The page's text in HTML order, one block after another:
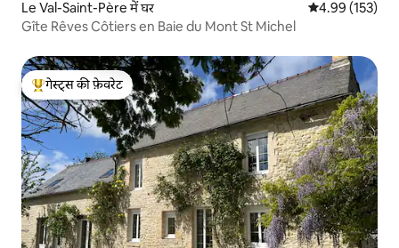
Le Val-Saint-Père में घर औसत रेटिंग 5 में से
4.99 (153)
Gîte Rêves Côtiers en Baie du Mont St Michel
गेस्ट्स का टॉप फ़ेवरेट
गेस्ट्स की फ़ेवरेट